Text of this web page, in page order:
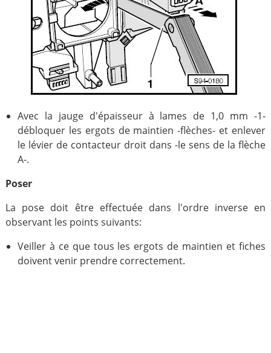
Avec la jauge d'épaisseur à lames de 1,0 mm -1-
débloquer les ergots de maintien -flèches- et enlever
le lévier de contacteur droit dans -le sens de la flèche
A-.
Poser
La pose doit être effectuée dans l'ordre inverse en
observant les points suivants:
Veiller à ce que tous les ergots de maintien et fiches
doivent venir prendre correctement.